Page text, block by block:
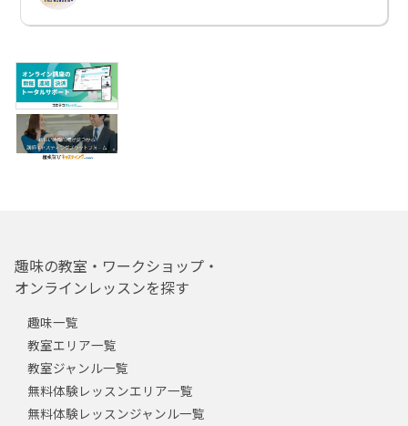
趣味の教室・ワークショップ・
オンラインレッスンを探す
趣味一覧
教室エリア一覧
教室ジャンル一覧
無料体験レッスンエリア一覧
無料体験レッスンジャンル一覧